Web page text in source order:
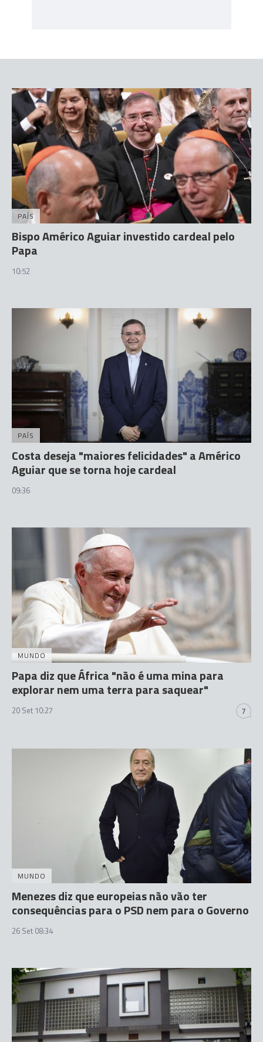
PAÍS
Bispo Américo Aguiar investido cardeal pelo
Papa
10:52
PAÍS
Costa deseja "maiores felicidades" a Américo
Aguiar que se torna hoje cardeal
09:36
MUNDO
Papa diz que África "não é uma mina para
explorar nem uma terra para saquear"
20 Set 10:27 7
MUNDO
Menezes diz que europeias não vão ter
consequências para o PSD nem para o Governo
26 Set 08:34